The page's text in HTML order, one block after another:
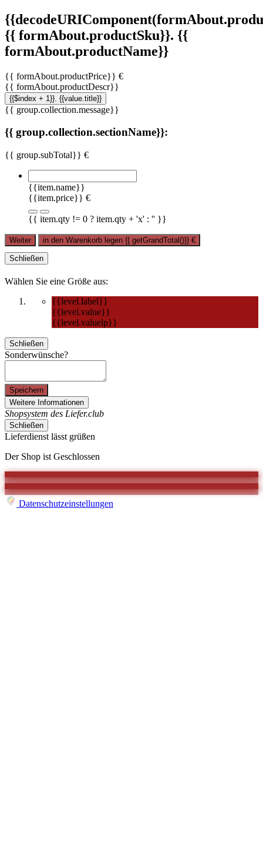
{{ formAbout.productSku}}. {{
formAbout.productName}}
{{ formAbout.productPrice}} €
{{ formAbout.productDescr}}
{{$index + 1}}. {{value.title}}
{{ group.collection.message}}
{{ group.collection.sectionName}}:
{{ group.subTotal}} €
{{item.name}}
{{item.price}} €
{{ item.qty != 0 ? item.qty + 'x' : '' }}
Weiter in den Warenkorb legen {{ getGrandTotal()}} €
Schließen
Wählen Sie eine Größe aus:
{{level.label}}
{{level.value}}
{{level.valuelp}}
Schließen
Sonderwünsche?
Speichern
Weitere Informationen
Shopsystem des Liefer.club
Schließen
Lieferdienst lässt grüßen
Der Shop ist Geschlossen
Datenschutzeinstellungen